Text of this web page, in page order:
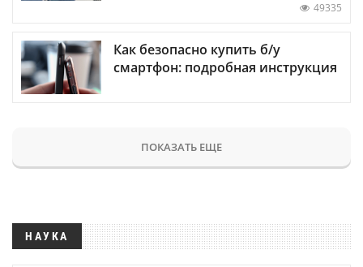
49335
Как безопасно купить б/у
смартфон: подробная инструкция
ПОКАЗАТЬ ЕЩЕ
НАУКА